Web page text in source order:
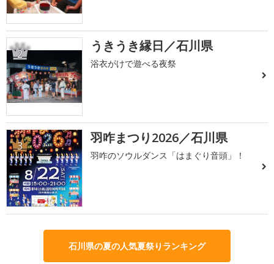
2 うきうき縁日／石川県
浴衣がけで遊べる夜祭
3 羽咋まつり2026／石川県
羽咋のソウルダンス「はまぐり音頭」！
石川県の夏の人気夏祭りランキング